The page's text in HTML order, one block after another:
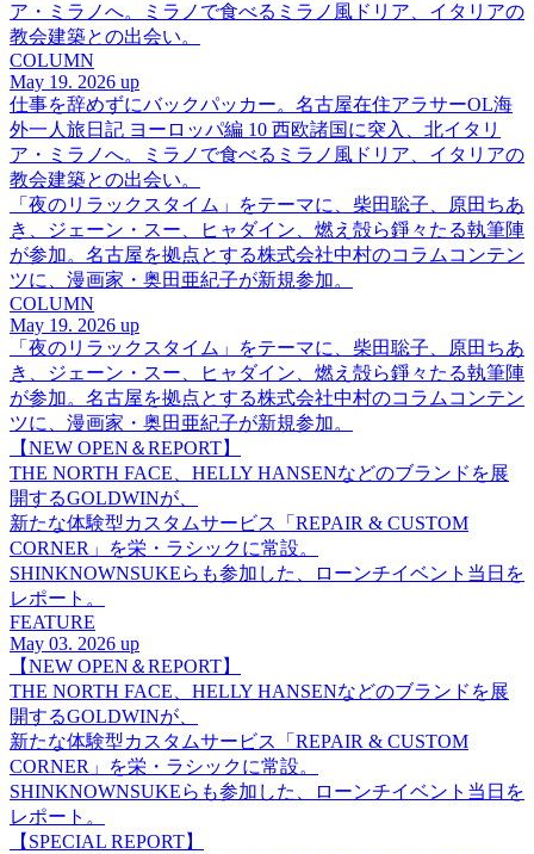
ア・ミラノへ。ミラノで食べるミラノ風ドリア、イタリアの
教会建築との出会い。
COLUMN
May 19. 2026 up
仕事を辞めずにバックパッカー。名古屋在住アラサーOL海
外一人旅日記 ヨーロッパ編 10 西欧諸国に突入、北イタリ
ア・ミラノへ。ミラノで食べるミラノ風ドリア、イタリアの
教会建築との出会い。
「夜のリラックスタイム」をテーマに、柴田聡子、原田ちあ
き、ジェーン・スー、ヒャダイン、燃え殻ら錚々たる執筆陣
が参加。名古屋を拠点とする株式会社中村のコラムコンテン
ツに、漫画家・奥田亜紀子が新規参加。
COLUMN
May 19. 2026 up
「夜のリラックスタイム」をテーマに、柴田聡子、原田ちあ
き、ジェーン・スー、ヒャダイン、燃え殻ら錚々たる執筆陣
が参加。名古屋を拠点とする株式会社中村のコラムコンテン
ツに、漫画家・奥田亜紀子が新規参加。
【NEW OPEN＆REPORT】
THE NORTH FACE、HELLY HANSENなどのブランドを展
開するGOLDWINが、
新たな体験型カスタムサービス「REPAIR & CUSTOM
CORNER」を栄・ラシックに常設。
SHINKNOWNSUKEらも参加した、ローンチイベント当日を
レポート。
FEATURE
May 03. 2026 up
【NEW OPEN＆REPORT】
THE NORTH FACE、HELLY HANSENなどのブランドを展
開するGOLDWINが、
新たな体験型カスタムサービス「REPAIR & CUSTOM
CORNER」を栄・ラシックに常設。
SHINKNOWNSUKEらも参加した、ローンチイベント当日を
レポート。
【SPECIAL REPORT】